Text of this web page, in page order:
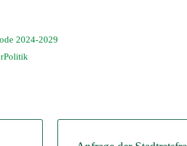
2024-2029